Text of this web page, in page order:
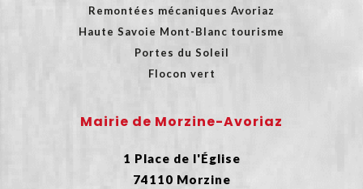
Remontées mécaniques Avoriaz
Haute Savoie Mont-Blanc tourisme
Portes du Soleil
Flocon vert
Mairie de Morzine-Avoriaz
1 Place de l'Église
74110 Morzine